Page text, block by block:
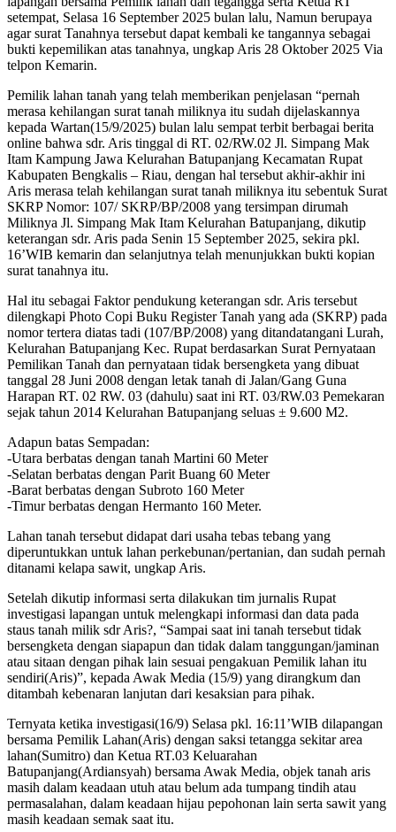
setempat, Selasa 16 September 2025 bulan lalu, Namun berupaya
agar surat Tanahnya tersebut dapat kembali ke tangannya sebagai
bukti kepemilikan atas tanahnya, ungkap Aris 28 Oktober 2025 Via
telpon Kemarin.
Pemilik lahan tanah yang telah memberikan penjelasan “pernah
merasa kehilangan surat tanah miliknya itu sudah dijelaskannya
kepada Wartan(15/9/2025) bulan lalu sempat terbit berbagai berita
online bahwa sdr. Aris tinggal di RT. 02/RW.02 Jl. Simpang Mak
Itam Kampung Jawa Kelurahan Batupanjang Kecamatan Rupat
Kabupaten Bengkalis – Riau, dengan hal tersebut akhir-akhir ini
Aris merasa telah kehilangan surat tanah miliknya itu sebentuk Surat
SKRP Nomor: 107/ SKRP/BP/2008 yang tersimpan dirumah
Miliknya Jl. Simpang Mak Itam Kelurahan Batupanjang, dikutip
keterangan sdr. Aris pada Senin 15 September 2025, sekira pkl.
16’WIB kemarin dan selanjutnya telah menunjukkan bukti kopian
surat tanahnya itu.
Hal itu sebagai Faktor pendukung keterangan sdr. Aris tersebut
dilengkapi Photo Copi Buku Register Tanah yang ada (SKRP) pada
nomor tertera diatas tadi (107/BP/2008) yang ditandatangani Lurah,
Kelurahan Batupanjang Kec. Rupat berdasarkan Surat Pernyataan
Pemilikan Tanah dan pernyataan tidak bersengketa yang dibuat
tanggal 28 Juni 2008 dengan letak tanah di Jalan/Gang Guna
Harapan RT. 02 RW. 03 (dahulu) saat ini RT. 03/RW.03 Pemekaran
sejak tahun 2014 Kelurahan Batupanjang seluas ± 9.600 M2.
Adapun batas Sempadan:
-Utara berbatas dengan tanah Martini 60 Meter
-Selatan berbatas dengan Parit Buang 60 Meter
-Barat berbatas dengan Subroto 160 Meter
-Timur berbatas dengan Hermanto 160 Meter.
Lahan tanah tersebut didapat dari usaha tebas tebang yang
diperuntukkan untuk lahan perkebunan/pertanian, dan sudah pernah
ditanami kelapa sawit, ungkap Aris.
Setelah dikutip informasi serta dilakukan tim jurnalis Rupat
investigasi lapangan untuk melengkapi informasi dan data pada
staus tanah milik sdr Aris?, “Sampai saat ini tanah tersebut tidak
bersengketa dengan siapapun dan tidak dalam tanggungan/jaminan
atau sitaan dengan pihak lain sesuai pengakuan Pemilik lahan itu
sendiri(Aris)”, kepada Awak Media (15/9) yang dirangkum dan
ditambah kebenaran lanjutan dari kesaksian para pihak.
Ternyata ketika investigasi(16/9) Selasa pkl. 16:11’WIB dilapangan
bersama Pemilik Lahan(Aris) dengan saksi tetangga sekitar area
lahan(Sumitro) dan Ketua RT.03 Keluarahan
Batupanjang(Ardiansyah) bersama Awak Media, objek tanah aris
masih dalam keadaan utuh atau belum ada tumpang tindih atau
permasalahan, dalam keadaan hijau pepohonan lain serta sawit yang
masih keadaan semak saat itu.